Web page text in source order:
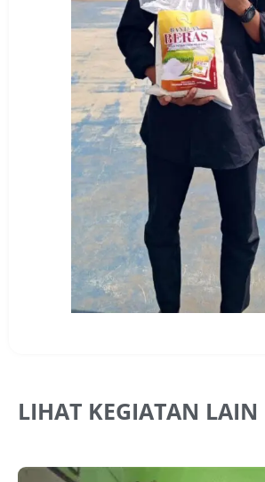
LIHAT KEGIATAN LAIN